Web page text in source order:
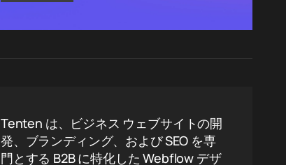
Tenten は、ビジネス ウェブサイトの開
発、ブランディング、および SEO を専
門とする B2B に特化した Webflow デザ